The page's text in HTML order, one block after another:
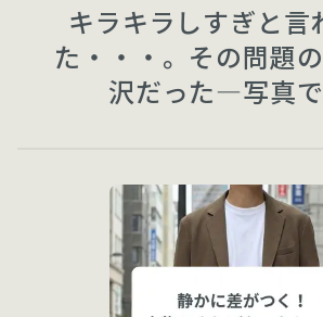
キラキラしすぎと言
た・・・。その問題
沢だった—写真